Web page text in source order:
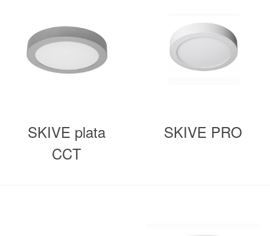
SKIVE plata
CCT
SKIVE PRO